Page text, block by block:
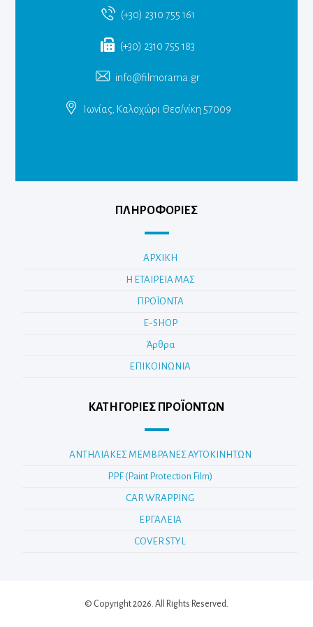
(+30) 2310 755 161
(+30) 2310 755 183
info@filmorama.gr
Ιωνίας, Καλοχώρι Θεσ/νίκη 57009
ΠΛΗΡΟΦΟΡΙΕΣ
ΑΡΧΙΚΗ
Η ΕΤΑΙΡΕΙΑ ΜΑΣ
ΠΡΟΪΟΝΤΑ
E-SHOP
Άρθρα
ΕΠΙΚΟΙΝΩΝΙΑ
ΚΑΤΗΓΟΡΊΕΣ ΠΡΟΪΌΝΤΩΝ
ΑΝΤΗΛΙΑΚΕΣ ΜΕΜΒΡΑΝΕΣ ΑΥΤΟΚΙΝΗΤΩΝ
PPF (Paint Protection Film)
CAR WRAPPING
ΕΡΓΑΛΕΙΑ
COVER STYL
© Copyright 2026. All Rights Reserved.